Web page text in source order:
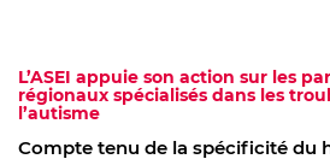
L’ASEI appuie son action sur les
régionaux spécialisés dans les
l’autisme
Compte tenu de la spécificité du